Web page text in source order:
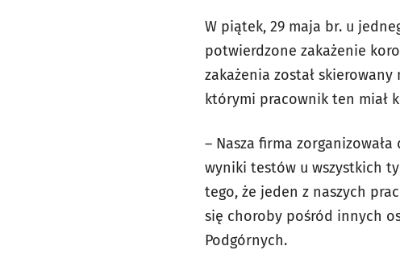
W piątek, 29 maja br. u
potwierdzone zakażenie
zakażenia został
którymi pracownik ten miał
– Nasza firma
wyniki testów u wszystkich
tego, że jeden z naszych
się choroby pośród innych
Podgórnych.